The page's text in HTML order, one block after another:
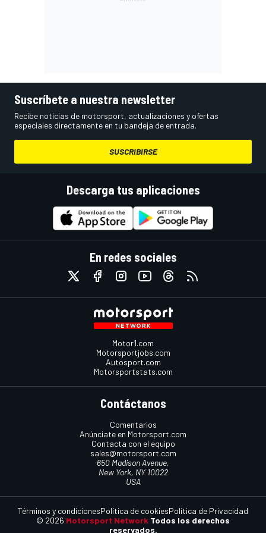
Suscríbete a nuestra newsletter
Recibe noticias de motorsport, actualizaciones y ofertas
especiales directamente en tu bandeja de entrada.
SUSCRIBIRSE
Descarga tus aplicaciones
En redes sociales
Motor1.com
Motorsportjobs.com
Autosport.com
Motorsportstats.com
Contáctanos
Comentarios
Anúnciate en Motorsport.com
Contacta con el equipo
sales@motorsport.com
650 Madison Avenue,
New York, NY 10022
USA
© 2026 Motorsport Network Todos los derechos
reservados.
Términos y condicionesPolítica de cookiesPolítica de Privacidad